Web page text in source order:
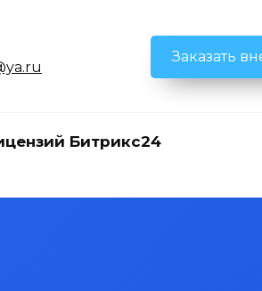
Заказать
Битрикс24